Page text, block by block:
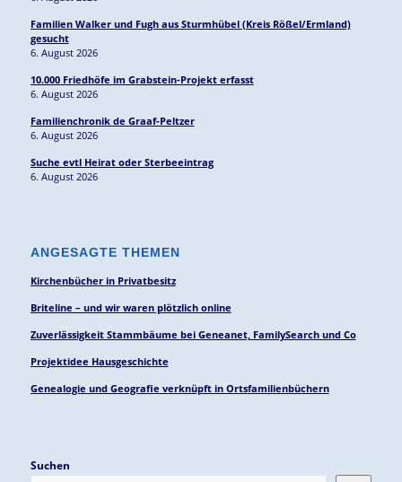
Familien Walker und Fugh aus Sturmhübel (Kreis Rößel/Ermland)
gesucht
6. August 2026
10.000 Friedhöfe im Grabstein-Projekt erfasst
6. August 2026
Familienchronik de Graaf-Peltzer
6. August 2026
Suche evtl Heirat oder Sterbeeintrag
6. August 2026
ANGESAGTE THEMEN
Kirchenbücher in Privatbesitz
Briteline – und wir waren plötzlich online
Zuverlässigkeit Stammbäume bei Geneanet, FamilySearch und Co
Projektidee Hausgeschichte
Genealogie und Geografie verknüpft in Ortsfamilienbüchern
Suchen